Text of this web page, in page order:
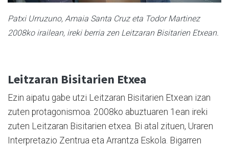
Patxi Urruzuno, Amaia Santa Cruz eta Todor Martinez
2008ko irailean, ireki berria zen Leitzaran Bisitarien Etxean.
Leitzaran Bisitarien Etxea
Ezin aipatu gabe utzi Leitzaran Bisitarien Etxean izan
zuten protagonismoa. 2008ko abuztuaren 1ean ireki
zuten Leitzaran Bisitarien etxea. Bi atal zituen, Uraren
Interpretazio Zentrua eta Arrantza Eskola. Bigarren